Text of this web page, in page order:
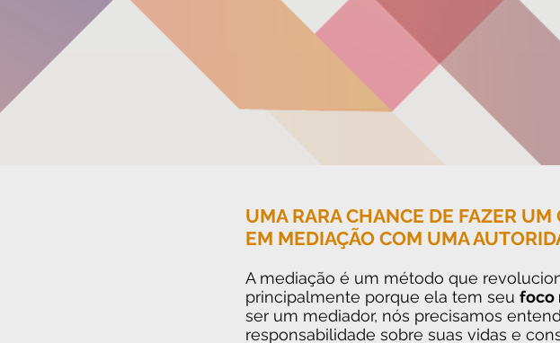
UMA RARA CHANCE DE FAZER
EM MEDIAÇÃO COM UMA
A mediação é um método que
principalmente porque ela tem seu foco
ser um mediador, nós precisamos
responsabilidade sobre suas vidas e